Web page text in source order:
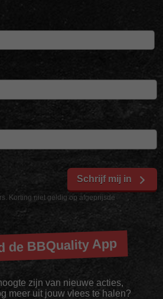
Korting niet geldig op afgeprijsde
Schrijf mij in
de BBQuality App
zijn van nieuwe acties,
meer uit jouw vlees te halen?